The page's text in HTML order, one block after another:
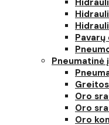
Pavarų
Pneumatinė
Oro
Oro
Oro